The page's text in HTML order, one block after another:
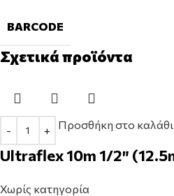
BARCODE
Σχετικά προϊόντα
Προσθήκη στο καλάθι
Ultraflex 10m 1/2″
Χωρίς κατηγορία